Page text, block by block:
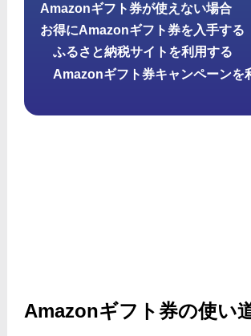
Amazonギフト券が使えない場合
お得にAmazonギフト券を入手する
ふるさと納税サイトを利用する
Amazonギフト券キャンペーンを
Amazonギフト券の使い